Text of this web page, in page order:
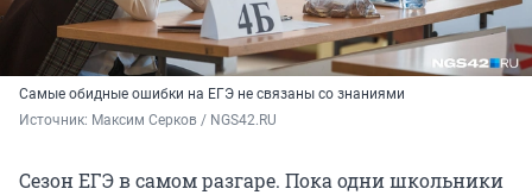
Самые обидные ошибки на ЕГЭ не связаны со знаниями
Источник: Максим Серков / NGS42.RU
Сезон ЕГЭ в самом разгаре. Пока одни школьники